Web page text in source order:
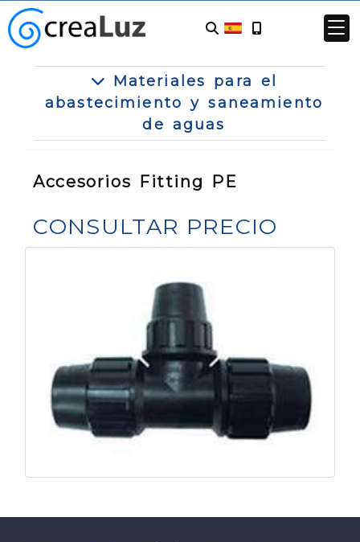
Materiales para el
abastecimiento y saneamiento
de aguas
Accesorios Fitting PE
CONSULTAR PRECIO